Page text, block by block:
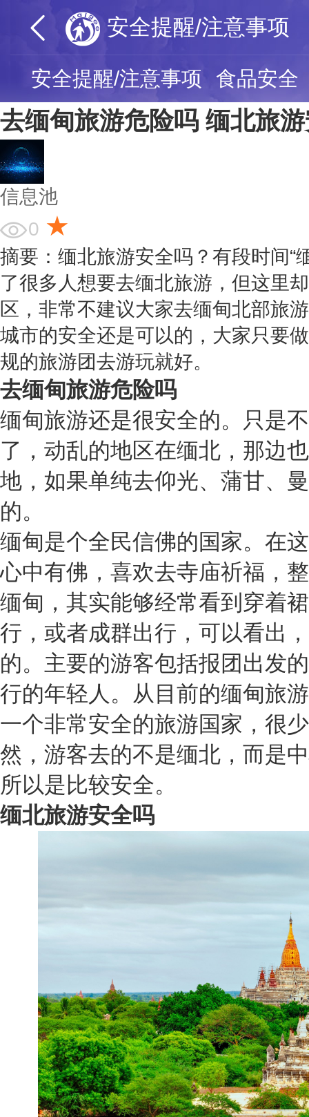
安全提醒/注意事项
安全提醒/注意事项 食品安全
去缅甸旅游危险吗 缅北旅
信息池
0 ★
摘要：缅北旅游安全吗？有段时间“
了很多人想要去缅北旅游，但这里
区，非常不建议大家去缅甸北部旅
城市的安全还是可以的，大家只要
规的旅游团去游玩就好。
去缅甸旅游危险吗
缅甸旅游还是很安全的。只是
了，动乱的地区在缅北，那边
地，如果单纯去仰光、蒲甘、
的。
缅甸是个全民信佛的国家。在
心中有佛，喜欢去寺庙祈福，
缅甸，其实能够经常看到穿着
行，或者成群出行，可以看出
的。主要的游客包括报团出发
行的年轻人。从目前的缅甸旅
一个非常安全的旅游国家，很
然，游客去的不是缅北，而是
所以是比较安全。
缅北旅游安全吗